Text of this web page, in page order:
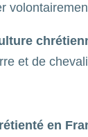
et de
en